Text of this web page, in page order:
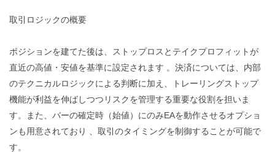
取引ロジックの概要
ポジションを建てた後は、ストップロスとテイクプロフィットが
直近の高値・安値を基準に設定されます 。決済については、内部
のテクニカルロジックによる判断に加え、トレーリングストップ
機能が利益を伸ばしつつリスクを管理する重要な役割を担いま
す。また、バーの確定時（始値）にのみEAを動作させるオプショ
ンも用意されており 、取引のタイミングを制御することが可能で
す。